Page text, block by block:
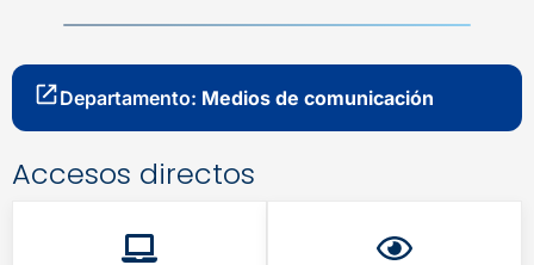
Departamento: Medios de comunicación
Accesos directos